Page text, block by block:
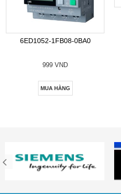
6ED1052-1FB08-0BA0
999 VND
MUA HÀNG